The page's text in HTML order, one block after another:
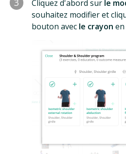
3 Cliquez d'abord sur le
souhaitez modifier et
bouton avec le crayon